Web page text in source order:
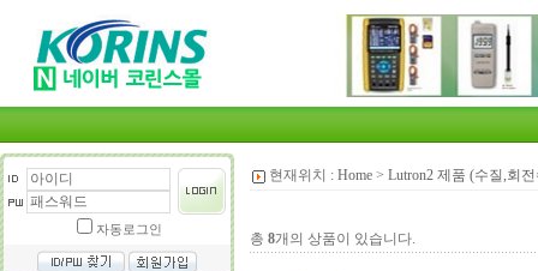
자동로그인
현재위치 : Home > Lutron2 제품 (수질,회
총 8개의 상품이 있습니다.